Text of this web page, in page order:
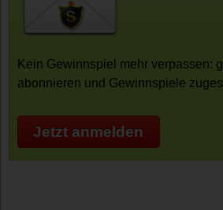
Kein Gewinnspiel mehr verpassen:
abonnieren und Gewinnspiele
Jetzt anmelden